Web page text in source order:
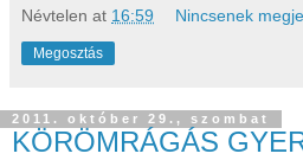
Névtelen at 16:59 Nincsenek
Megosztás
2011. október 29., szombat
KÖRÖMRÁGÁS